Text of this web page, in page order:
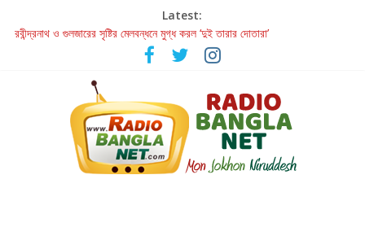
Latest:
রবীন্দ্রনাথ ও গুলজারের সৃষ্টির মেলবন্ধনে মুগ্ধ করল ‘দুই তারার দোতারা’
কলের গান থেকে রীলস্ — বাঙালির গান শোনার বিবর্তনের গল্প
জগন্নাথমঙ্গলম্ — বাংলায় প্রথমবার মঞ্চে এবার রথযাত্রার উদযাপন
Retribution: A Thought-Provoking Short Film That Challenges
Our Understanding of Justice
হাওয়া বদলের টলিউডে ‘তুমি এলে তাই’